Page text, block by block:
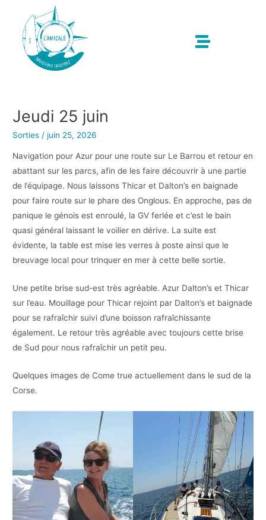
Jeudi 25 juin
Sorties /juin 25, 2026
Navigation pour Azur pour une route sur Le Barrou et retour en
abattant sur les parcs, afin de les faire découvrir à une partie
de l’équipage. Nous laissons Thicar et Dalton’s en baignade
pour faire route sur le phare des Onglous. En approche, pas de
panique le génois est enroulé, la GV ferlée et c’est le bain
quasi général laissant le voilier en dérive. La suite est
évidente, la table est mise les verres à poste ainsi que le
breuvage local pour trinquer en mer à cette belle sortie.
Une petite brise sud-est très agréable. Azur Dalton’s et Thicar
sur l’eau. Mouillage pour Thicar rejoint par Dalton’s et baignade
pour se rafraîchir suivi d’une boisson rafraîchissante
également. Le retour très agréable avec toujours cette brise
de Sud pour nous rafraîchir un petit peu.
Quelques images de Come true actuellement dans le sud de la
Corse.